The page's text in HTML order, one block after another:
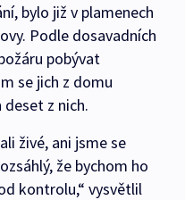
bylo již v plamenech
Podle dosavadních
pobývat
se jich z domu
z nich.
živé, ani jsme se
že bychom ho
kontrolu,“ vysvětlil